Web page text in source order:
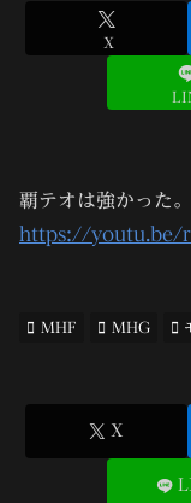
X
覇テオは強かった。
https://youtu.be/
MHF MHG
X